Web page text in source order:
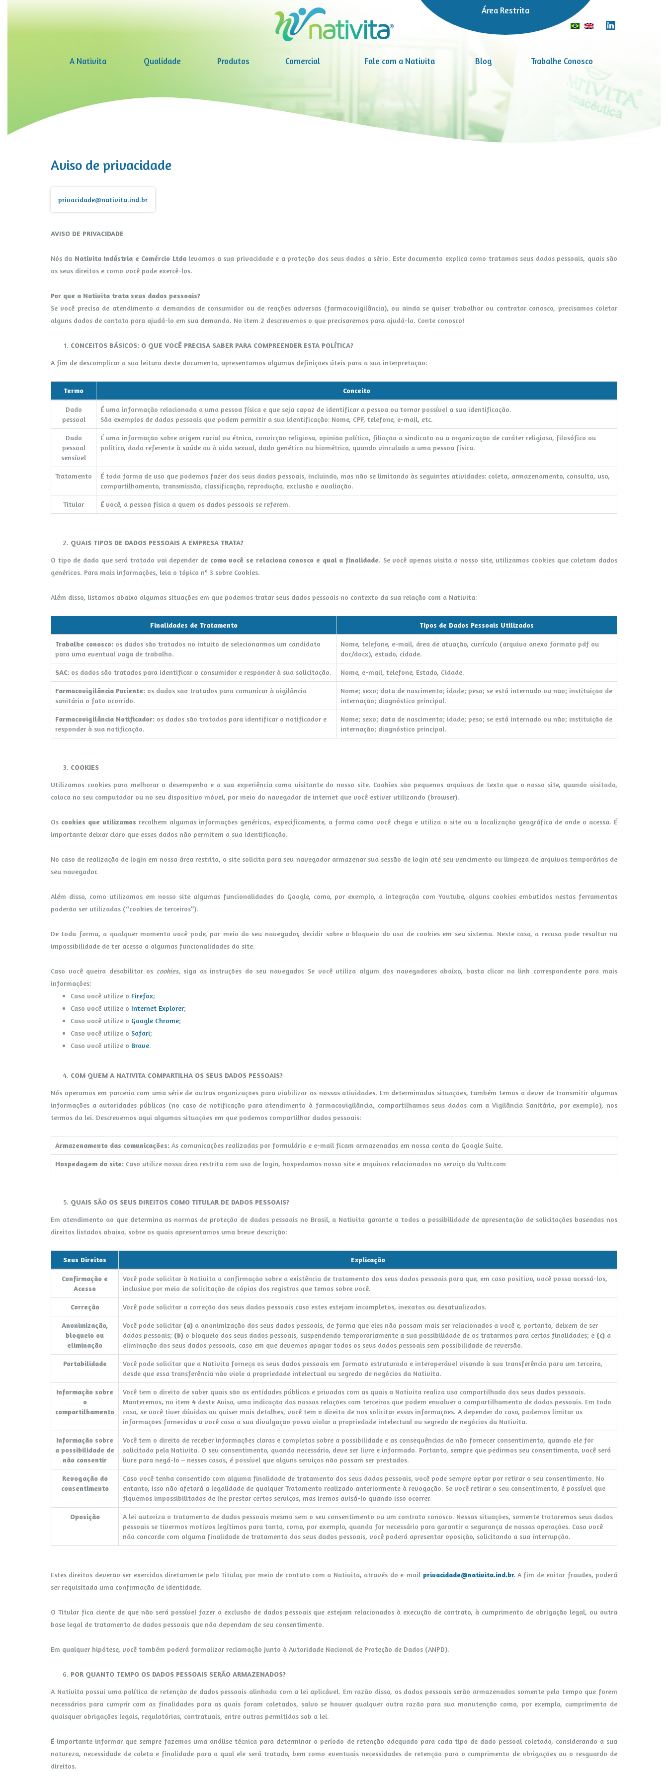
Área Restrita
A Nativita Qualidade Produtos Comercial Fale com a Nativita Blog Trabalhe Conosco
Aviso de privacidade
privacidade@nativita.ind.br
AVISO DE PRIVACIDADE
Nós da Nativita Indústria e Comércio Ltdalevamos a sua privacidade e a proteção dos seus dados a sério. Este documento explica como tratamos seus dados pessoais, quais são
os seus direitos e como você pode exercê-los.
Por que a Nativita trata seus dados pessoais?
Se você precisa de atendimento a demandas de consumidor ou de reações adversas (farmacovigilância), ou ainda se quiser trabalhar ou contratar conosco, precisamos coletar
alguns dados de contato para ajudá-lo em sua demanda. No item 2 descrevemos o que precisaremos para ajudá-lo. Conte conosco!
CONCEITOS BÁSICOS: O QUE VOCÊ PRECISA SABER PARA COMPREENDER ESTA POLÍTICA?
A fim de descomplicar a sua leitura deste documento, apresentamos algumas definições úteis para a sua interpretação:
Termo Conceito
Dado
pessoal
É uma informação relacionada a uma pessoa física e que seja capaz de identificar a pessoa ou tornar possível a sua identificação.
São exemplos de dados pessoais que podem permitir a sua identificação: Nome, CPF, telefone, e-mail, etc.
Dado
pessoal
sensível
É uma informação sobre origem racial ou étnica, convicção religiosa, opinião política, filiação a sindicato ou a organização de caráter religioso, filosófico ou
político, dado referente à saúde ou à vida sexual, dado genético ou biométrico, quando vinculado a uma pessoa física.
Tratamento
É toda forma de uso que podemos fazer dos seus dados pessoais, incluindo, mas não se limitando às seguintes atividades: coleta, armazenamento, consulta, uso,
compartilhamento, transmissão, classificação, reprodução, exclusão e avaliação.
Titular É você, a pessoa física a quem os dados pessoais se referem.
QUAIS TIPOS DE DADOS PESSOAIS A EMPRESA TRATA?
O tipo de dado que será tratado vai depender de como você se relaciona conosco e qual a finalidade. Se você apenas visita o nosso site, utilizamos cookies que coletam dados
genéricos. Para mais informações, leia o tópico nº 3 sobre Cookies.
Além disso, listamos abaixo algumas situações em que podemos tratar seus dados pessoais no contexto da sua relação com a Nativita:
Finalidades de Tratamento Tipos de Dados Pessoais Utilizados
Trabalhe conosco: os dados são tratados no intuito de selecionarmos um candidato
para uma eventual vaga de trabalho.
Nome, telefone, e-mail, área de atuação, currículo (arquivo anexo formato pdf ou
doc/docx), estado, cidade.
SAC: os dados são tratados para identificar o consumidor e responder à sua solicitação. Nome, e-mail, telefone, Estado, Cidade.
Farmacovigilância Paciente: os dados são tratados para comunicar à vigilância
sanitária o fato ocorrido.
Nome; sexo; data de nascimento; idade; peso; se está internado ou não; instituição de
internação; diagnóstico principal.
Farmacovigilância Notificador: os dados são tratados para identificar o notificador e
responder à sua notificação.
Nome; sexo; data de nascimento; idade; peso; se está internado ou não; instituição de
internação; diagnóstico principal.
COOKIES
Utilizamos cookies para melhorar o desempenho e a sua experiência como visitante do nosso site. Cookies são pequenos arquivos de texto que o nosso site, quando visitado,
coloca no seu computador ou no seu dispositivo móvel, por meio do navegador de internet que você estiver utilizando (browser).
Os cookies que utilizamos recolhem algumas informações genéricas, especificamente, a forma como você chega e utiliza o site ou a localização geográfica de onde o acessa. É
importante deixar claro que esses dados não permitem a sua identificação.
No caso de realização de login em nossa área restrita, o site solicita para seu navegador armazenar sua sessão de login até seu vencimento ou limpeza de arquivos temporários de
seu navegador.
Além disso, como utilizamos em nosso site algumas funcionalidades do Google, como, por exemplo, a integração com Youtube, alguns cookies embutidos nestas ferramentas
poderão ser utilizados (“cookies de terceiros”).
De toda forma, a qualquer momento você pode, por meio do seu navegador, decidir sobre o bloqueio do uso de cookies em seu sistema. Neste caso, a recusa pode resultar na
impossibilidade de ter acesso a algumas funcionalidades do site.
Caso você queira desabilitar os cookies, siga as instruções do seu navegador. Se você utiliza algum dos navegadores abaixo, basta clicar no link correspondente para mais
informações:
Caso você utilize o Firefox;
Caso você utilize o Internet Explorer;
Caso você utilize o Google Chrome;
Caso você utilize o Safari;
Caso você utilize o Brave.
COM QUEM A NATIVITA COMPARTILHA OS SEUS DADOS PESSOAIS?
Nós operamos em parceria com uma série de outras organizações para viabilizar as nossas atividades. Em determinadas situações, também temos o dever de transmitir algumas
informações a autoridades públicas (no caso de notificação para atendimento à farmacovigilância, compartilhamos seus dados com a Vigilância Sanitária, por exemplo), nos
termos da lei. Descrevemos aqui algumas situações em que podemos compartilhar dados pessoais:
Armazenamento das comunicações: As comunicações realizadas por formulário e e-mail ficam armazenadas em nossa conta do Google Suite.
Hospedagem do site: Caso utilize nossa área restrita com uso de login, hospedamos nosso site e arquivos relacionados no serviço da Vultr.com
QUAIS SÃO OS SEUS DIREITOS COMO TITULAR DE DADOS PESSOAIS?
Em atendimento ao que determina as normas de proteção de dados pessoais no Brasil, a Nativita garante a todos a possibilidade de apresentação de solicitações baseadas nos
direitos listados abaixo, sobre os quais apresentamos uma breve descrição:
Seus Direitos Explicação
Confirmação e
Acesso
Você pode solicitar à Nativita a confirmação sobre a existência de tratamento dos seus dados pessoais para que, em caso positivo, você possa acessá-los,
inclusive por meio de solicitação de cópias dos registros que temos sobre você.
Correção Você pode solicitar a correção dos seus dados pessoais caso estes estejam incompletos, inexatos ou desatualizados.
Anonimização,
bloqueio ou
eliminação
Você pode solicitar (a) a anonimização dos seus dados pessoais, de forma que eles não possam mais ser relacionados a você e, portanto, deixem de ser
dados pessoais; (b) o bloqueio dos seus dados pessoais, suspendendo temporariamente a sua possibilidade de os tratarmos para certas finalidades; e (c) a
eliminação dos seus dados pessoais, caso em que devemos apagar todos os seus dados pessoais sem possibilidade de reversão.
Portabilidade
Você pode solicitar que a Nativita forneça os seus dados pessoais em formato estruturado e interoperável visando à sua transferência para um terceiro,
desde que essa transferência não viole a propriedade intelectual ou segredo de negócios da Nativita.
Informação sobre
o
compartilhamento
Você tem o direito de saber quais são as entidades públicas e privadas com as quais a Nativita realiza uso compartilhado dos seus dados pessoais.
Manteremos, no item 4 deste Aviso, uma indicação das nossas relações com terceiros que podem envolver o compartilhamento de dados pessoais. Em todo
caso, se você tiver dúvidas ou quiser mais detalhes, você tem o direito de nos solicitar essas informações. A depender do caso, podemos limitar as
informações fornecidas a você caso a sua divulgação possa violar a propriedade intelectual ou segredo de negócios da Nativita.
Informação sobre
a possibilidade de
não consentir
Você tem o direito de receber informações claras e completas sobre a possibilidade e as consequências de não fornecer consentimento, quando ele for
solicitado pela Nativita. O seu consentimento, quando necessário, deve ser livre e informado. Portanto, sempre que pedirmos seu consentimento, você será
livre para negá-lo – nesses casos, é possível que alguns serviços não possam ser prestados.
Revogação do
consentimento
Caso você tenha consentido com alguma finalidade de tratamento dos seus dados pessoais, você pode sempre optar por retirar o seu consentimento. No
entanto, isso não afetará a legalidade de qualquer Tratamento realizado anteriormente à revogação. Se você retirar o seu consentimento, é possível que
fiquemos impossibilitados de lhe prestar certos serviços, mas iremos avisá-lo quando isso ocorrer.
Oposição
A lei autoriza o tratamento de dados pessoais mesmo sem o seu consentimento ou um contrato conosco. Nessas situações, somente trataremos seus dados
pessoais se tivermos motivos legítimos para tanto, como, por exemplo, quando for necessário para garantir a segurança de nossas operações. Caso você
não concorde com alguma finalidade de tratamento dos seus dados pessoais, você poderá apresentar oposição, solicitando a sua interrupção.
Estes direitos deverão ser exercidos diretamente pelo Titular, por meio de contato com a Nativita, através do e-mail privacidade@nativita.ind.br.A fim de evitar fraudes, poderá
ser requisitada uma confirmação de identidade.
O Titular fica ciente de que não será possível fazer a exclusão de dados pessoais que estejam relacionados à execução de contrato, à cumprimento de obrigação legal, ou outra
base legal de tratamento de dados pessoais que não dependam de seu consentimento.
Em qualquer hipótese, você também poderá formalizar reclamação junto à Autoridade Nacional de Proteção de Dados (ANPD).
POR QUANTO TEMPO OS DADOS PESSOAIS SERÃO ARMAZENADOS?
A Nativita possui uma política de retenção de dados pessoais alinhada com a lei aplicável. Em razão disso, os dados pessoais serão armazenados somente pelo tempo que forem
necessários para cumprir com as finalidades para as quais foram coletados, salvo se houver qualquer outra razão para sua manutenção como, por exemplo, cumprimento de
quaisquer obrigações legais, regulatórias, contratuais, entre outras permitidas sob a lei.
É importante informar que sempre fazemos uma análise técnica para determinar o período de retenção adequado para cada tipo de dado pessoal coletado, considerando a sua
natureza, necessidade de coleta e finalidade para a qual ele será tratado, bem como eventuais necessidades de retenção para o cumprimento de obrigações ou o resguardo de
direitos.